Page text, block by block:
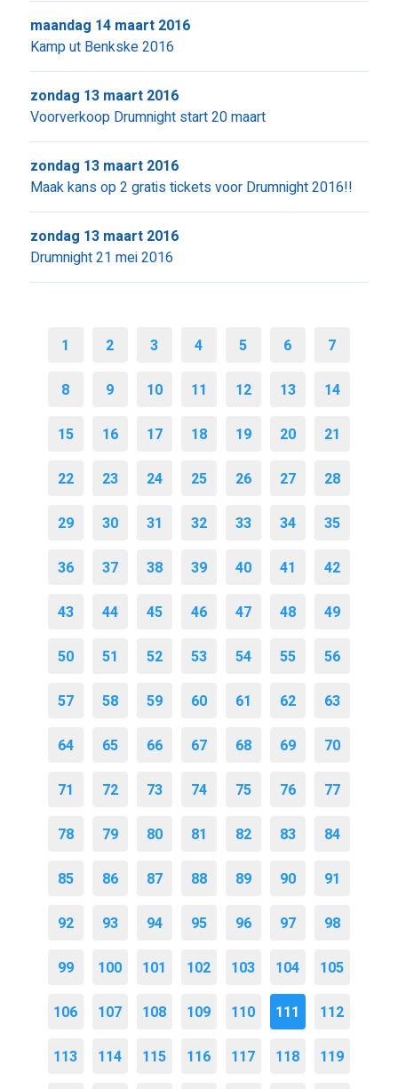
Kamp ut Benkske 2016
maandag 14 maart 2016
Voorverkoop Drumnight start 20 maart
zondag 13 maart 2016
Maak kans op 2 gratis tickets voor Drumnight 2016!!
zondag 13 maart 2016
Drumnight 21 mei 2016
zondag 13 maart 2016
1 2 3 4 5 6 7
8 9 10 11 12 13 14
15 16 17 18 19 20 21
22 23 24 25 26 27 28
29 30 31 32 33 34 35
36 37 38 39 40 41 42
43 44 45 46 47 48 49
50 51 52 53 54 55 56
57 58 59 60 61 62 63
64 65 66 67 68 69 70
71 72 73 74 75 76 77
78 79 80 81 82 83 84
85 86 87 88 89 90 91
92 93 94 95 96 97 98
99 100 101 102 103 104 105
106 107 108 109 110 111 112
113 114 115 116 117 118 119